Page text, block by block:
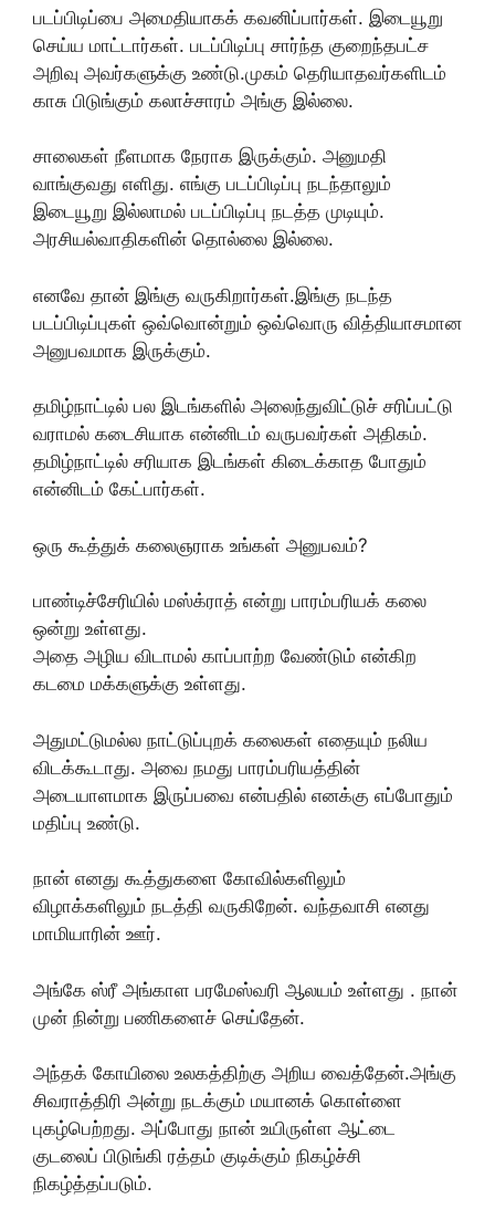
படப்பிடிப்பை அமைதியாகக் கவனிப்பார்கள். இடையூறு
செய்ய மாட்டார்கள். படப்பிடிப்பு சார்ந்த குறைந்தபட்ச
அறிவு அவர்களுக்கு உண்டு.முகம் தெரியாதவர்களிடம்
காசு பிடுங்கும் கலாச்சாரம் அங்கு இல்லை.
சாலைகள் நீளமாக நேராக இருக்கும். அனுமதி
வாங்குவது எளிது. எங்கு படப்பிடிப்பு நடந்தாலும்
இடையூறு இல்லாமல் படப்பிடிப்பு நடத்த முடியும்.
அரசியல்வாதிகளின் தொல்லை இல்லை.
எனவே தான் இங்கு வருகிறார்கள்.இங்கு நடந்த
படப்பிடிப்புகள் ஒவ்வொன்றும் ஒவ்வொரு வித்தியாசமான
அனுபவமாக இருக்கும்.
தமிழ்நாட்டில் பல இடங்களில் அலைந்துவிட்டுச் சரிப்பட்டு
வராமல் கடைசியாக என்னிடம் வருபவர்கள் அதிகம்.
தமிழ்நாட்டில் சரியாக இடங்கள் கிடைக்காத போதும்
என்னிடம் கேட்பார்கள்.
ஒரு கூத்துக் கலைஞராக உங்கள் அனுபவம்?
பாண்டிச்சேரியில் மஸ்க்ராத் என்று பாரம்பரியக் கலை
ஒன்று உள்ளது.
அதை அழிய விடாமல் காப்பாற்ற வேண்டும் என்கிற
கடமை மக்களுக்கு உள்ளது.
அதுமட்டுமல்ல நாட்டுப்புறக் கலைகள் எதையும் நலிய
விடக்கூடாது. அவை நமது பாரம்பரியத்தின்
அடையாளமாக இருப்பவை என்பதில் எனக்கு எப்போதும்
மதிப்பு உண்டு.
நான் எனது கூத்துகளை கோவில்களிலும்
விழாக்களிலும் நடத்தி வருகிறேன். வந்தவாசி எனது
மாமியாரின் ஊர்.
அங்கே ஸ்ரீ அங்காள பரமேஸ்வரி ஆலயம் உள்ளது . நான்
முன் நின்று பணிகளைச் செய்தேன்.
அந்தக் கோயிலை உலகத்திற்கு அறிய வைத்தேன்.அங்கு
சிவராத்திரி அன்று நடக்கும் மயானக் கொள்ளை
புகழ்பெற்றது. அப்போது நான் உயிருள்ள ஆட்டை
குடலைப் பிடுங்கி ரத்தம் குடிக்கும் நிகழ்ச்சி
நிகழ்த்தப்படும்.